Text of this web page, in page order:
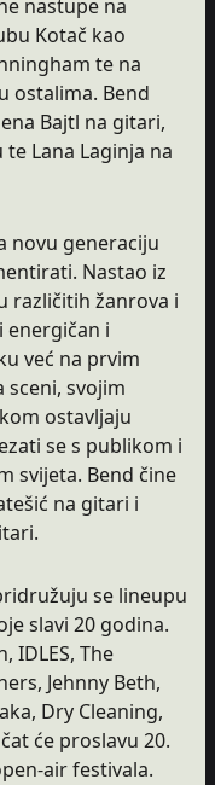
nastupe na
Kotač kao
te na
ostalima. Bend
Bajtl na gitari,
Lana Laginja na
novu generaciju
Nastao iz
različitih žanrova i
energičan i
već na prvim
sceni, svojim
ostavljaju
se s publikom i
svijeta. Bend čine
na gitari i
se lineupu
slavi 20 godina.
IDLES, The
Jehnny Beth,
Dry Cleaning,
će proslavu 20.
air festivala.